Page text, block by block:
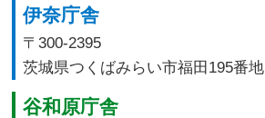
伊奈庁舎
〒300-2395
茨城県つくばみらい市福田195番地
谷和原庁舎